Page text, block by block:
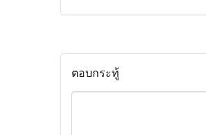
ตอบกระทู้